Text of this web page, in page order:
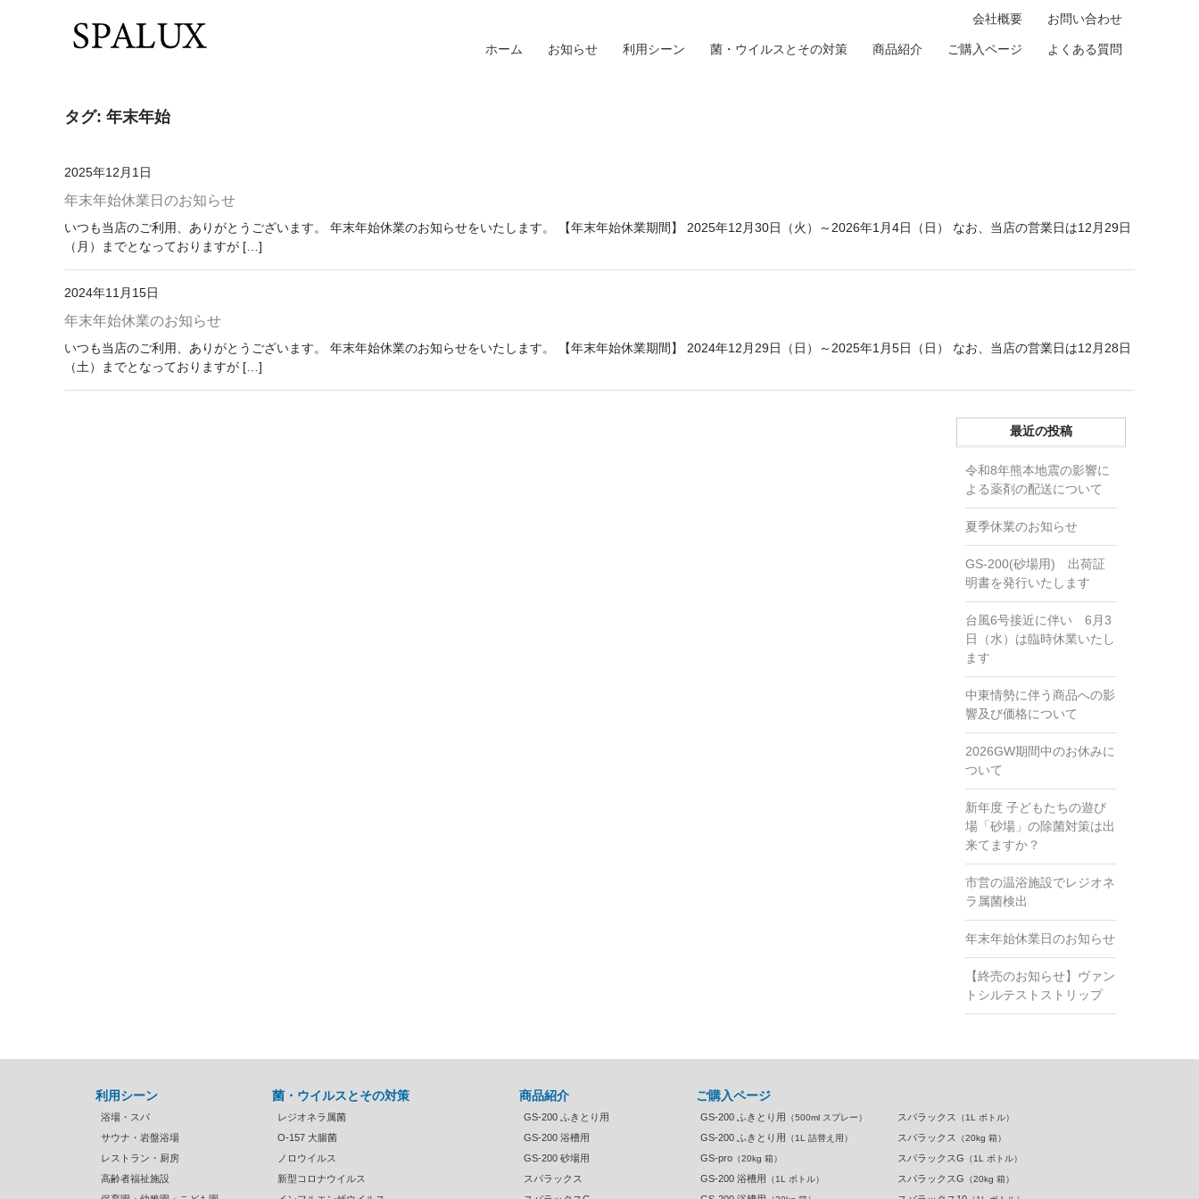
会社概要 お問い合わせ
ホーム お知らせ 利用シーン 菌・ウイルスとその対策 商品紹介 ご購入ページ よくある質問
タグ: 年末年始
2025年12月1日
年末年始休業日のお知らせ
いつも当店のご利用、ありがとうございます。 年末年始休業のお知らせをいたします。 【年末年始休業期間】 2025年12月30日（火）～2026年1月4日（日） なお、当店の営業日は12月29日
（月）までとなっておりますが […]
2024年11月15日
年末年始休業のお知らせ
いつも当店のご利用、ありがとうございます。 年末年始休業のお知らせをいたします。 【年末年始休業期間】 2024年12月29日（日）～2025年1月5日（日） なお、当店の営業日は12月28日
（土）までとなっておりますが […]
最近の投稿
令和8年熊本地震の影響に
よる薬剤の配送について
夏季休業のお知らせ
GS-200(砂場用) 出荷証
明書を発行いたします
台風6号接近に伴い 6月3
日（水）は臨時休業いたし
ます
中東情勢に伴う商品への影
響及び価格について
2026GW期間中のお休みに
ついて
新年度 子どもたちの遊び
場「砂場」の除菌対策は出
来てますか？
市営の温浴施設でレジオネ
ラ属菌検出
年末年始休業日のお知らせ
【終売のお知らせ】ヴァン
トシルテストストリップ
利用シーン
浴場・スパ
サウナ・岩盤浴場
レストラン・厨房
高齢者福祉施設
菌・ウイルスとその対策
レジオネラ属菌
O-157 大腸菌
ノロウイルス
新型コロナウイルス
商品紹介
GS-200 ふきとり用
GS-200 浴槽用
GS-200 砂場用
スパラックス
ご購入ページ
GS-200 ふきとり用 （500ml スプレー）
GS-200 ふきとり用 （1L 詰替え用）
GS-pro （20kg 箱）
GS-200 浴槽用 （1L ボトル）
スパラックス （1L ボトル）
スパラックス （20kg 箱）
スパラックスG （1L ボトル）
スパラックスG （20kg 箱）